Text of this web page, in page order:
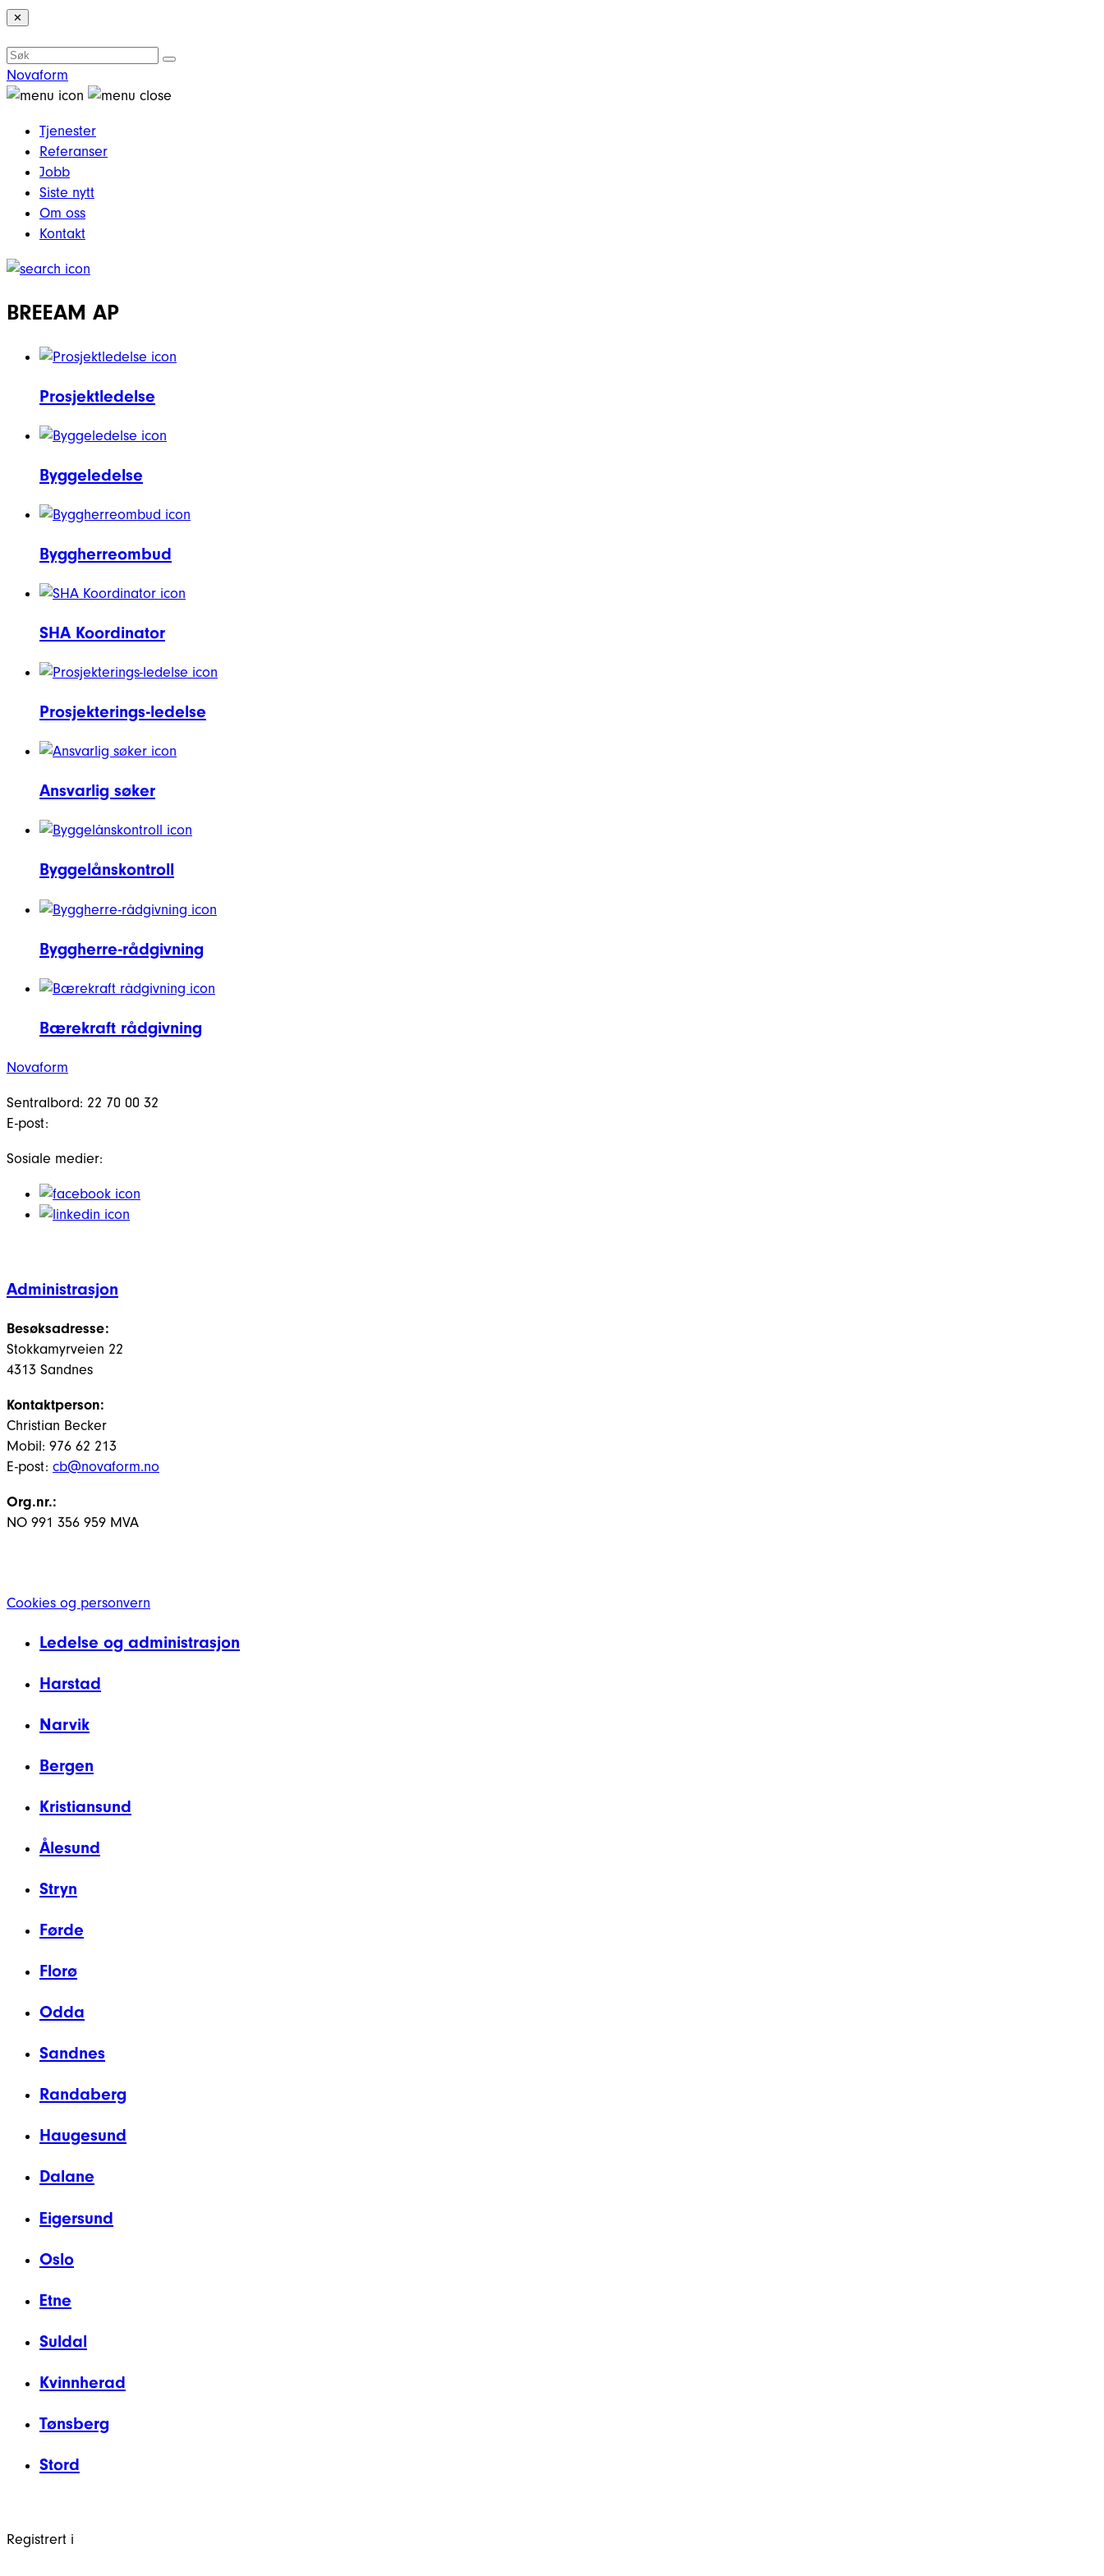
✕
Novaform
Tjenester
Referanser
Jobb
Siste nytt
Om oss
Kontakt
BREEAM AP
Prosjektledelse
Byggeledelse
Byggherreombud
SHA Koordinator
Prosjekterings-ledelse
Ansvarlig søker
Byggelånskontroll
Byggherre-rådgivning
Bærekraft rådgivning
Novaform
Sentralbord: 22 70 00 32
E-post:
Sosiale medier:
Administrasjon
Besøksadresse:
Stokkamyrveien 22
4313 Sandnes
Kontaktperson:
Christian Becker
Mobil: 976 62 213
E-post: cb@novaform.no
Org.nr.:
NO 991 356 959 MVA
Cookies og personvern
Ledelse og administrasjon
Harstad
Narvik
Bergen
Kristiansund
Ålesund
Stryn
Førde
Florø
Odda
Sandnes
Randaberg
Haugesund
Dalane
Eigersund
Oslo
Etne
Suldal
Kvinnherad
Tønsberg
Stord
Registrert i